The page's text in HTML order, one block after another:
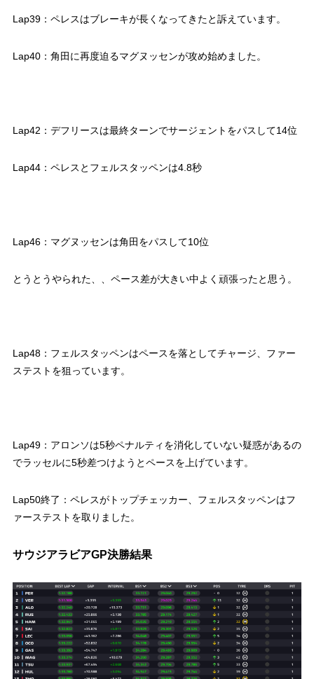
Lap39：ペレスはブレーキが長くなってきたと訴えています。
Lap40：角田に再度迫るマグヌッセンが攻め始めました。
Lap42：デフリースは最終ターンでサージェントをパスして14位
Lap44：ペレスとフェルスタッペンは4.8秒
Lap46：マグヌッセンは角田をパスして10位
とうとうやられた、、ペース差が大きい中よく頑張ったと思う。
Lap48：フェルスタッペンはペースを落としてチャージ、ファー
ステストを狙っています。
Lap49：アロンソは5秒ペナルティを消化していない疑惑があるの
でラッセルに5秒差つけようとペースを上げています。
Lap50終了：ペレスがトップチェッカー、フェルスタッペンはフ
ァーステストを取りました。
サウジアラビアGP決勝結果